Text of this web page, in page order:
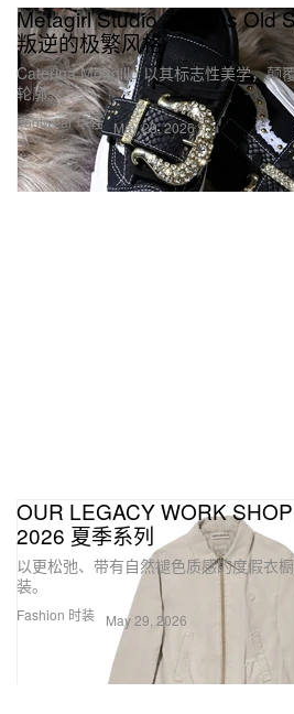
Footwear 球鞋
Metagirl Studio 为 Vans Old
叛逆的极繁风格
Caterina Mongillo 以其标志性美学，颠
轮廓。
May 29, 2026
Fashion 时装
OUR LEGACY WORK SHOP
2026 夏季系列
以更松弛、带有自然褪色质感的度假衣
装。
May 29, 2026